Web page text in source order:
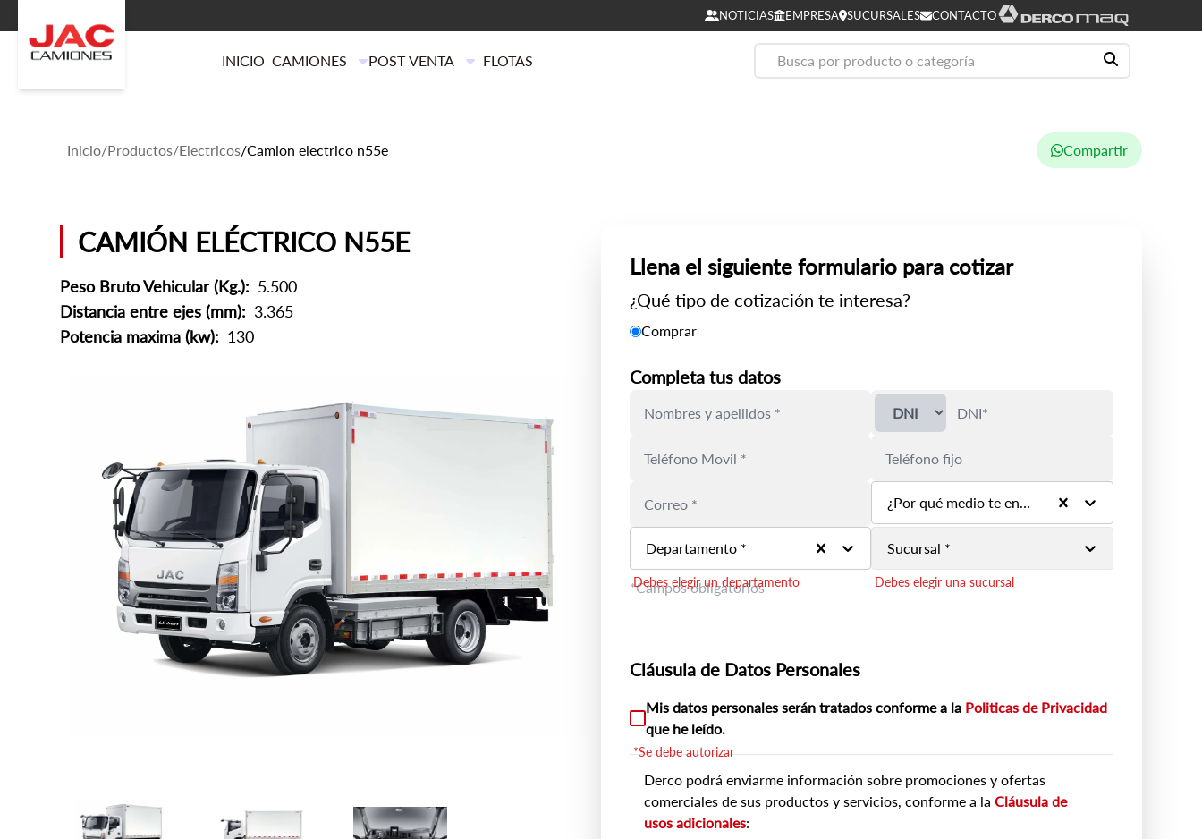
NOTICIAS EMPRESA SUCURSALES CONTACTO
INICIO CAMIONES POST VENTA FLOTAS
Inicio/Productos/Electricos/Camion electrico n55e Compartir
CAMIÓN ELÉCTRICO N55E
Peso Bruto Vehicular (Kg.): 5.500
Distancia entre ejes (mm): 3.365
Potencia maxima (kw): 130
Llena el siguiente formulario para cotizar
¿Qué tipo de cotización te interesa?
Comprar
Completa tus datos
¿Por qué medio te enteraste de la marca? *
Departamento *
Debes elegir un departamento
Sucursal *
Debes elegir una sucursal
*Campos obligatorios
Cláusula de Datos Personales
Mis datos personales serán tratados conforme a la Politicas de Privacidad
que he leído.
*Se debe autorizar
Derco podrá enviarme información sobre promociones y ofertas
comerciales de sus productos y servicios, conforme a la Cláusula de
usos adicionales: